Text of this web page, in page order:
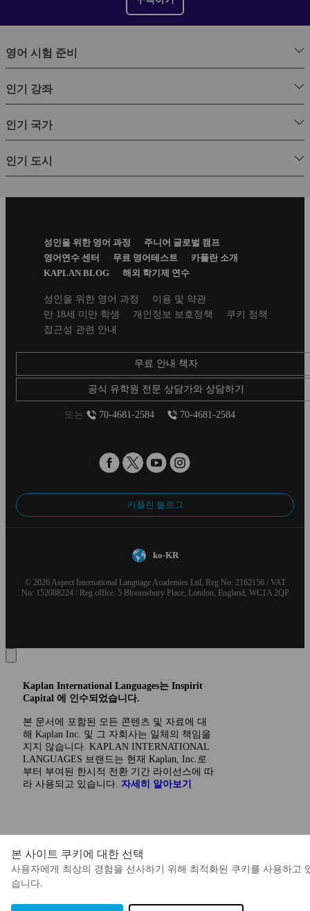
본 사이트 쿠키에 대한 선택
사용자에게 최상의 경험을 선사하기 위해 최적화된 쿠키를 사용하고
습니다.
영어 시험 준비
인기 강좌
인기 국가
인기 도시
성인을 위한 영어 과정
주니어 글로벌 캠프
영어연수 센터
무료 영어테스트
카플란 소개
KAPLAN BLOG
해외 학기제 연수
Secondary성인을 위한 영어 과정
이용 및 약관
만 18세 미만 학생
개인정보 보호정책
쿠키 정책
접근성 관련 안내
무료 안내 책자
공식 유학원 전문 상담가와 상담하기
또는 70-4681-2584 70-4681-2584
카플란 블로그
ko-KR
© 2026 Aspect International Language Academies Ltd, Reg No: 2162156 / VAT
No: 152088224 / Reg office: 5 Bloomsbury Place, London, England, WC1A 2QP
Kaplan International Languages는 Inspirit
Capital 에 인수되었습니다.
본 문서에 포함된 모든 콘텐츠 및 자료에 대
해 Kaplan Inc. 및 그 자회사는 일체의 책임을
지지 않습니다. KAPLAN INTERNATIONAL
LANGUAGES 브랜드는 현재 Kaplan, Inc.로
부터 부여된 한시적 전환 기간 라이선스에 따
라 사용되고 있습니다. 자세히 알아보기